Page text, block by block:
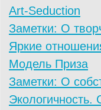
Art-Seduction
Заметки: О
Яркие
Модель Приза
Заметки: О
Экологичность.